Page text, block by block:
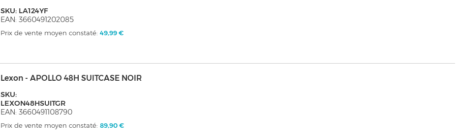
SKU: LA124YF
EAN: 3660491202085
Prix de vente moyen constaté:49,99 €
Lexon - APOLLO 48H SUITCASE NOIR
SKU:
LEXON48HSUITGR
EAN: 3660491108790
Prix de vente moyen constaté:89,90 €